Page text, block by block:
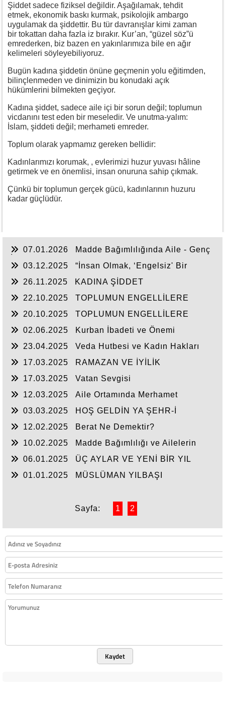
Şiddet sadece fiziksel değildir. Aşağılamak, tehdit
etmek, ekonomik baskı kurmak, psikolojik ambargo
uygulamak da şiddettir. Bu tür davranışlar kimi zaman
bir tokattan daha fazla iz bırakır. Kur’an, “güzel söz”ü
emrederken, biz bazen en yakınlarımıza bile en ağır
kelimeleri söyleyebiliyoruz.
Bugün kadına şiddetin önüne geçmenin yolu eğitimden,
bilinçlenmeden ve dinimizin bu konudaki açık
hükümlerini bilmekten geçiyor.
Kadına şiddet, sadece aile içi bir sorun değil; toplumun
vicdanını test eden bir meseledir. Ve unutma-yalım:
İslam, şiddeti değil; merhameti emreder.
Toplum olarak yapmamız gereken bellidir:
Kadınlarımızı korumak, , evlerimizi huzur yuvası hâline
getirmek ve en önemlisi, insan onuruna sahip çıkmak.
Çünkü bir toplumun gerçek gücü, kadınlarının huzuru
kadar güçlüdür.
07.01.2026
Madde Bağımlılığında Aile - Genç
03.12.2025
“İnsan Olmak, ‘Engelsiz' Bir
26.11.2025
KADINA ŞİDDET
22.10.2025
TOPLUMUN ENGELLİLERE
20.10.2025
TOPLUMUN ENGELLİLERE
02.06.2025
Kurban İbadeti ve Önemi
23.04.2025
Veda Hutbesi ve Kadın Hakları
17.03.2025
RAMAZAN VE İYİLİK
17.03.2025
Vatan Sevgisi
12.03.2025
Aile Ortamında Merhamet
03.03.2025
HOŞ GELDİN YA ŞEHR-İ
12.02.2025
Berat Ne Demektir?
10.02.2025
Madde Bağımlılığı ve Ailelerin
06.01.2025
ÜÇ AYLAR VE YENİ BİR YIL
01.01.2025
MÜSLÜMAN YILBAŞI
Sayfa: 1 2
Kaydet